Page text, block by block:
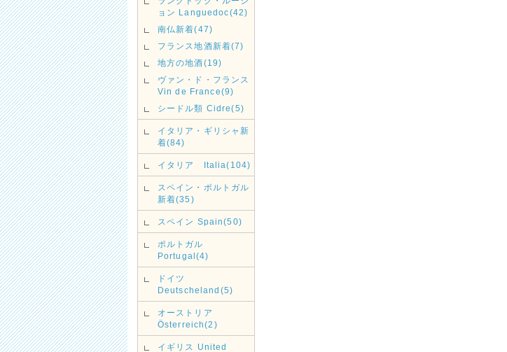
ョン Languedoc(42)
南仏新着(47)
フランス地酒新着(7)
地方の地酒(19)
ヴァン・ド・フランス
Vin de France(9)
シードル類 Cidre(5)
イタリア・ギリシャ新
着(84)
イタリア Italia(104)
スペイン・ポルトガル
新着(35)
スペイン Spain(50)
ポルトガル
Portugal(4)
ドイツ
Deutscheland(5)
オーストリア
Österreich(2)
イギリス United